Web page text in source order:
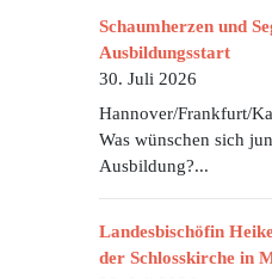
Schaumherzen und
Ausbildungsstart
30. Juli 2026
Hannover/Frankfurt/
Was wünschen sich
Ausbildung?...
Landesbischöfin
der Schlosskirche in